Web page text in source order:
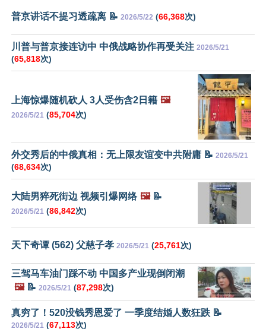
普京讲话不提习透疏离 📝 2026/5/22 (66,368次)
川普与普京接连访中 中俄战略协作再受关注 2026/5/21
(65,818次)
上海惊爆随机砍人 3人受伤含2日籍 🖼️
2026/5/21 (85,704次)
外交秀后的中俄真相：无上限友谊变中共附庸 📝 2026/5/21
(68,634次)
大陆男猝死街边 视频引爆网络 🖼️📝
2026/5/21 (86,842次)
天下奇谭 (562) 父慈子孝 2026/5/21 (25,761次)
三驾马车油门踩不动 中国多产业现倒闭潮
🖼️📝 2026/5/21 (87,298次)
真穷了！520没钱秀恩爱了 一季度结婚人数狂跌 📝
2026/5/21 (67,113次)